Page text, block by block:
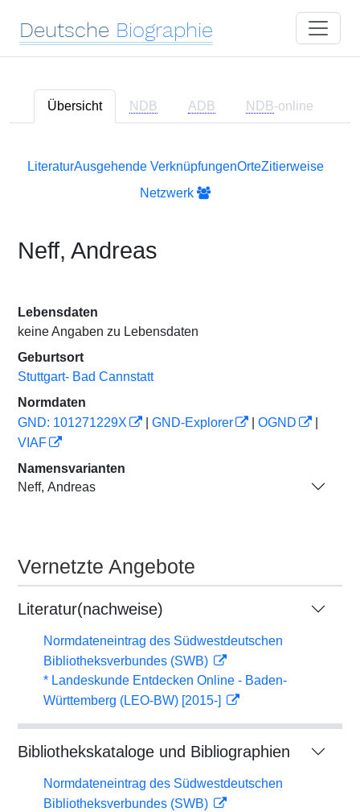
Deutsche Biographie
Übersicht NDB ADB NDB-online
LiteraturAusgehende VerknüpfungenOrteZitierweise
Netzwerk
Neff, Andreas
Lebensdaten
keine Angaben zu Lebensdaten
Geburtsort
Stuttgart- Bad Cannstatt
Normdaten
GND: 101271229X
GND-Explorer OGND
VIAF
Namensvarianten
Neff, Andreas
Vernetzte Angebote
Literatur(nachweise)
Normdateneintrag des Südwestdeutschen
Bibliotheksverbundes (SWB)
* Landeskunde Entdecken Online - Baden-
Württemberg (LEO-BW) [2015-]
Bibliothekskataloge und Bibliographien
Normdateneintrag des Südwestdeutschen
Bibliotheksverbundes (SWB)